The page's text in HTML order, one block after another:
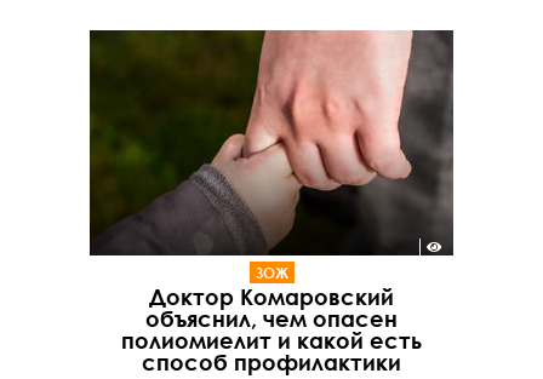
ЗОЖ
Доктор Комаровский
объяснил, чем опасен
полиомиелит и какой есть
способ профилактики